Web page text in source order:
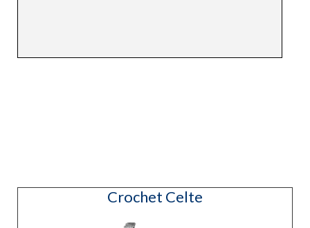
Crochet Celte